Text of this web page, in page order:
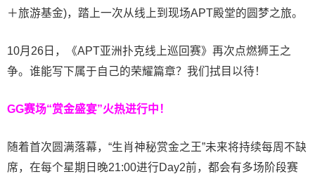
＋旅游基金)，踏上一次从线上到现场APT殿堂的圆梦之旅。
10月26日，《APT亚洲扑克线上巡回赛》再次点燃狮王之
争。谁能写下属于自己的荣耀篇章？我们拭目以待！
GG赛场“赏金盛宴”火热进行中！
随着首次圆满落幕，“生肖神秘赏金之王”未来将持续每周不缺
席，在每个星期日晚21:00进行Day2前，都会有多场阶段赛